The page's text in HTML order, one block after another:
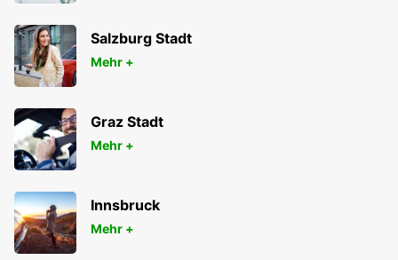
Salzburg Stadt
Mehr +
Graz Stadt
Mehr +
Innsbruck
Mehr +